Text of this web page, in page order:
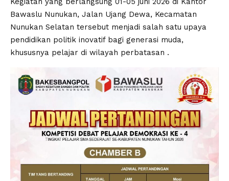
Bawaslu Nunukan, Jalan Ujang Dewa, Kecamatan
Nunukan Selatan tersebut menjadi salah satu upaya
pendidikan politik inovatif bagi generasi muda,
khususnya pelajar di wilayah perbatasan .